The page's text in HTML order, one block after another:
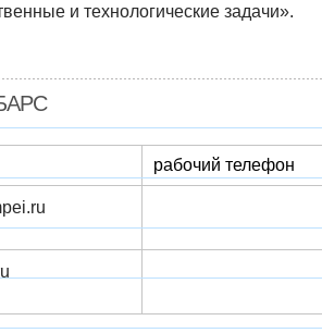
и технологические задачи».
рабочий телефон